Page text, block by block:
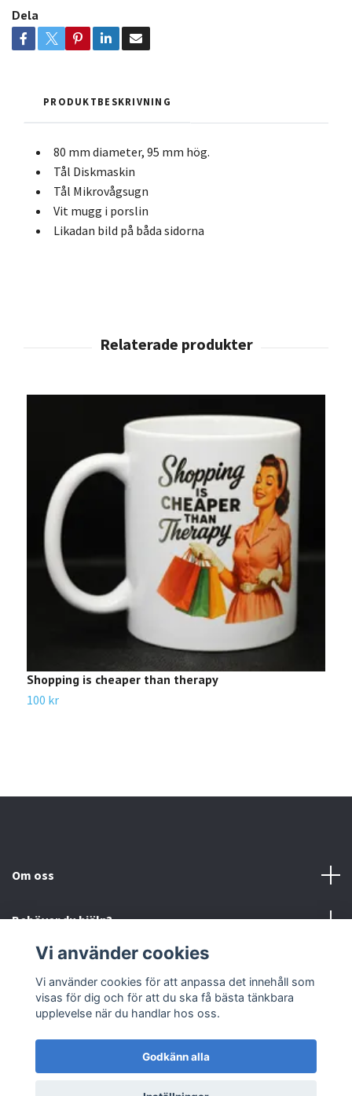
Dela
PRODUKTBESKRIVNING
80 mm diameter, 95 mm hög.
Tål Diskmaskin
Tål Mikrovågsugn
Vit mugg i porslin
Likadan bild på båda sidorna
Shopping is cheaper than therapy
100 kr
Om oss
Behöver du hjälp?
Läs mer
Sociala medier
© 2026 BjörnfiasPowered by Quickbutik
Vi använder cookies
Vi använder cookies för att anpassa det innehåll som
visas för dig och för att du ska få bästa tänkbara
upplevelse när du handlar hos oss.
Godkänn alla